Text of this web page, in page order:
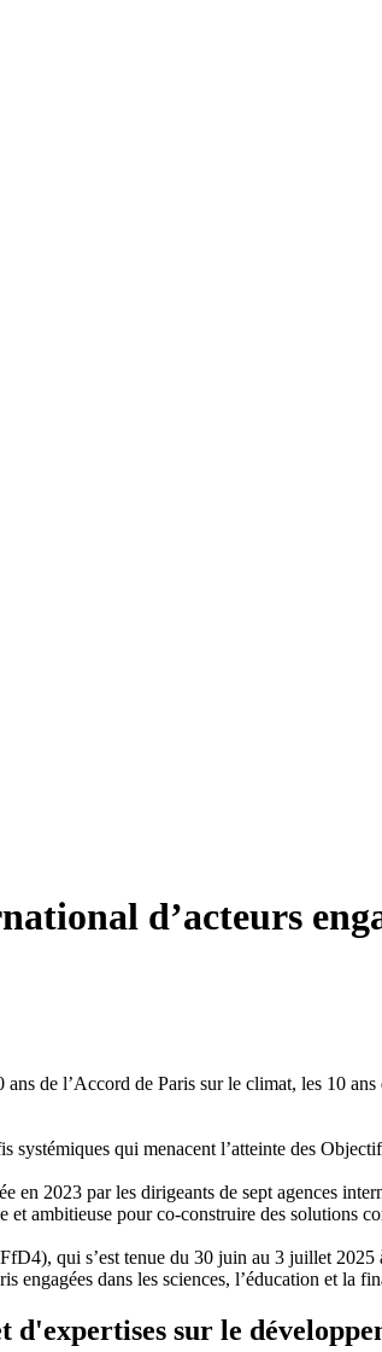
d’acteurs
de l’Accord de Paris sur le climat, les 10
systémiques qui menacent l’atteinte des
en 2023 par les dirigeants de sept agences
ambitieuse pour co-construire des solutions
qui s’est tenue du 30 juin au 3 juillet
engagées dans les sciences, l’éducation et
sur le